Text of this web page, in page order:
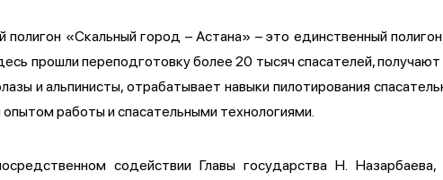
полигон «Скальный город – Астана» – это единственный
прошли переподготовку более 20 тысяч спасателей,
и альпинисты, отрабатывает навыки пилотирования
работы и спасательными технологиями.
содействии Главы государства Н.